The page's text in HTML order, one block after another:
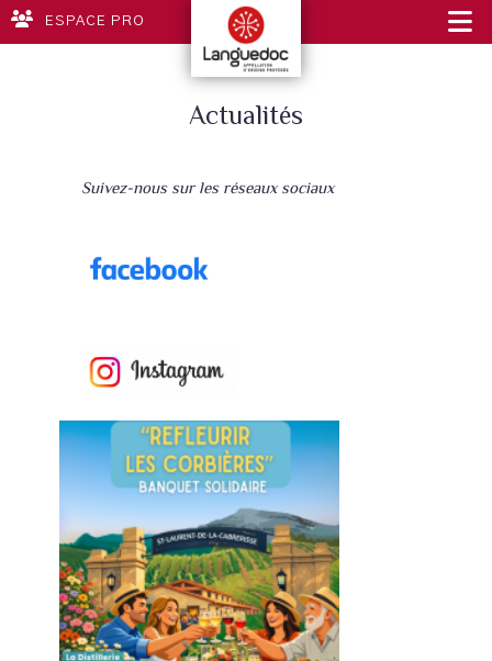
ESPACE PRO
Actualités
Suivez-nous sur les réseaux sociaux